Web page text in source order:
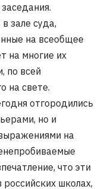
зале суда,
на всеобщее
на многие их
по всей
на свете.
отгородились
но и
на
что эти
школах,